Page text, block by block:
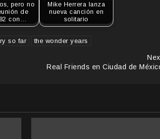
pero no
de
con…
Mike Herrera lanza
nueva canción en
solitario
so far the wonder years
Real Friends en Ciudad de